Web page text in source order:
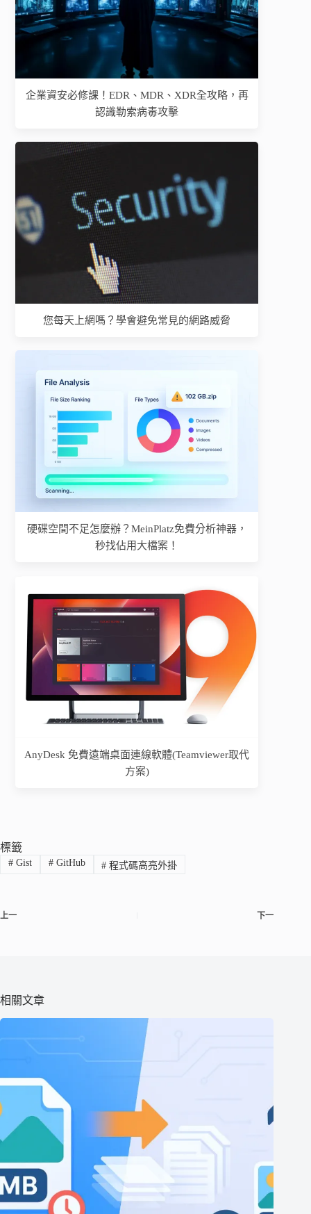
企業資安必修課！EDR、MDR、XDR全攻略，再
認識勒索病毒攻擊
您每天上網嗎？學會避免常見的網路威脅
硬碟空間不足怎麼辦？MeinPlatz免費分析神器，
秒找佔用大檔案！
AnyDesk 免費遠端桌面連線軟體(Teamviewer取代
方案)
標籤
#Gist #GitHub # 程式碼高亮外掛
上一 下一
相關文章